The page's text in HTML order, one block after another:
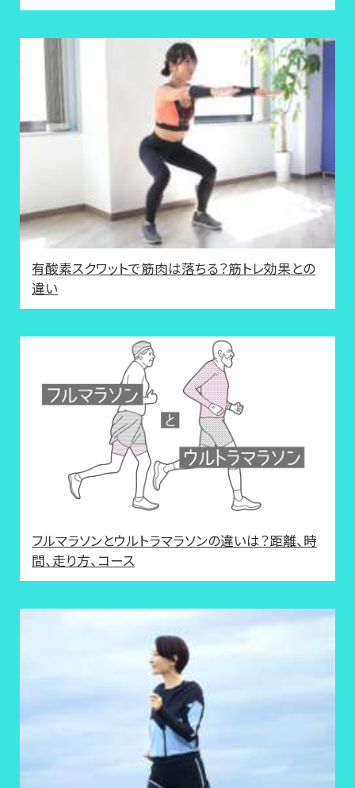
有酸素スクワットで筋肉は落ちる？筋トレ効果との
違い
フルマラソンとウルトラマラソンの違いは？距離、時
間、走り方、コース